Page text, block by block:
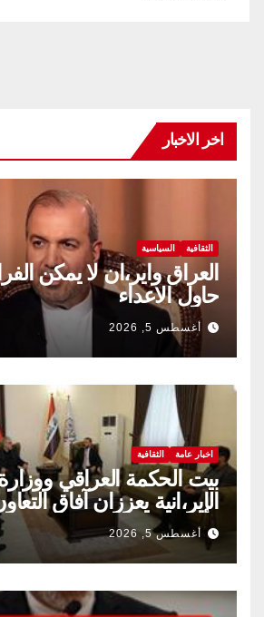
اخر الاخبار
الثقافية السياسية
العراق واير،ان لا يمكن
حاول الاعداء
أغسطس 5, 2026
اخبار عامة الثقافية
بيت الحكمة العراقي
الإير،انية يعززان آفاق
والثقافي.
أغسطس 5, 2026